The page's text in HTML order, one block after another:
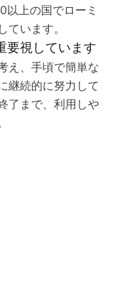
以上の国でローミ
います。
要視しています
え、手頃で簡単な
継続的に努力して
了まで、利用しや